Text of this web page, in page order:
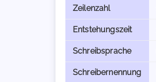
Zeilenzahl
Entstehungszeit
Schreibsprache
Schreibernennung